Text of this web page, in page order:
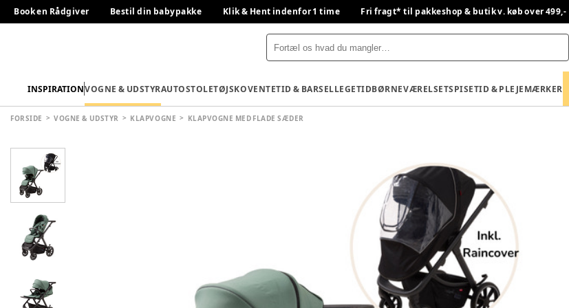
Book en Rådgiver Bestil din babypakke Klik & Hent indenfor 1 time Fri fragt* til pakkeshop & butik v. køb over 499,-
INSPIRATIONVOGNE & UDSTYRAUTOSTOLETØJSKOVENTETID & BARSELLEGETIDBØRNEVÆRELSETSPISETID & PLEJEMÆRKER
FORSIDE VOGNE & UDSTYR KLAPVOGNE KLAPVOGNE MED FLADE SÆDER